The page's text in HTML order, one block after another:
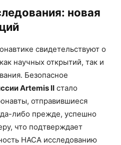
новая
свидетельствуют о
научных открытий, так и
Безопасное
Artemis II стало
отправившиеся
либо прежде, успешно
что подтверждает
НАСА исследованию